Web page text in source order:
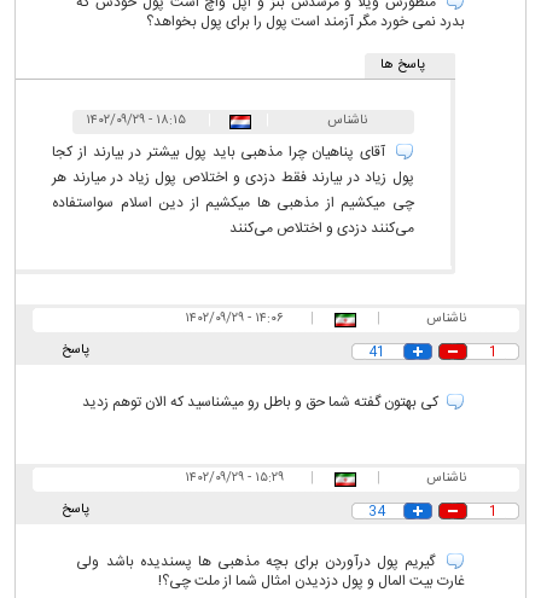
بدرد نمی خورد مگر آزمند است پول را برای پول بخواهد؟
پاسخ ها
ناشناس ۱۸:۱۵ - ۱۴۰۲/۰۹/۲۹
آقای پناهیان چرا مذهبی باید پول بیشتر در بیارند از کجا
پول زیاد در بیارند فقط دزدی و اختلاص پول زیاد در میارند هر
چی میکشیم از مذهبی ها میکشیم از دین اسلام سواستفاده
می‌کنند دزدی و اختلاص می‌کنند
ناشناس |
|
۱۴:۰۶ - ۱۴۰۲/۰۹/۲۹
پاسخ
1
41
کی بهتون گفته شما حق و باطل رو میشناسید که الان توهم زدید
ناشناس |
|
۱۵:۲۹ - ۱۴۰۲/۰۹/۲۹
پاسخ
1
34
گیریم پول درآوردن برای بچه مذهبی ها پسندیده باشد ولی
غارت بیت المال و پول دزدیدن امثال شما از ملت چی؟!